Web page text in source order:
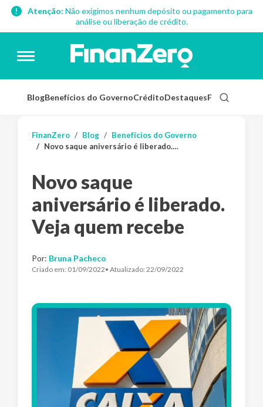
Atenção: Não exigimos nenhum depósito ou pagamento para
análise ou liberação de crédito.
BlogBenefícios do GovernoCréditoDestaquesFinanças
FinanZero Blog
Benefícios do Governo
Novo saque aniversário é liberado. Veja quem recebe
Novo saque
aniversário é liberado.
Veja quem recebe
Por: Bruna Pacheco
Criado em: 01/09/2022• Atualizado: 22/09/2022